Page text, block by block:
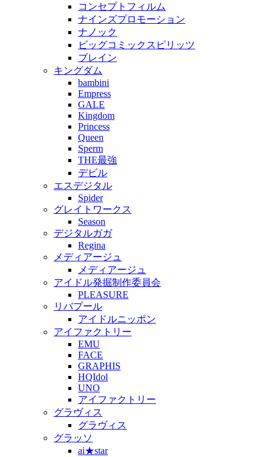
コンセプトフィルム
ナインズプロモーション
ナノック
ビッグコミックスピリッツ
ブレイン
キングダム
bambini
Empress
GALE
Kingdom
Princess
Queen
Sperm
THE最強
デビル
エスデジタル
Spider
グレイトワークス
Season
デジタルガガ
Regina
メディアージュ
メディアージュ
アイドル発掘制作委員会
PLEASURE
リバプール
アイドルニッポン
アイファクトリー
EMU
FACE
GRAPHIS
HQIdol
UNO
アイファクトリー
グラヴィス
グラヴィス
グラッソ
ai★star